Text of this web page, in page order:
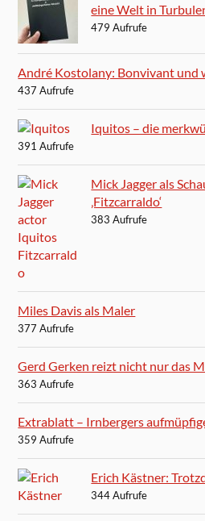
eine Welt in
479 Aufrufe
André Kostolany: Bonvivant und
437 Aufrufe
Iquitos – die
391 Aufrufe
Mick Jagger als
‚Fitzcarraldo‘
383 Aufrufe
Miles Davis als Maler
377 Aufrufe
Gerd Gerken reizt nicht nur das
363 Aufrufe
Extrablatt – Irnbergers
359 Aufrufe
Erich Kästner:
344 Aufrufe